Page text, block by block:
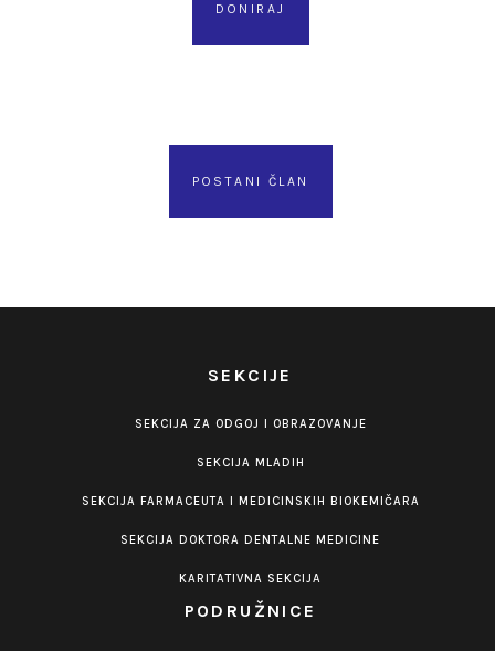
DONIRAJ
POSTANI ČLAN
SEKCIJE
SEKCIJA ZA ODGOJ I OBRAZOVANJE
SEKCIJA MLADIH
SEKCIJA FARMACEUTA I MEDICINSKIH BIOKEMIČARA
SEKCIJA DOKTORA DENTALNE MEDICINE
KARITATIVNA SEKCIJA
PODRUŽNICE